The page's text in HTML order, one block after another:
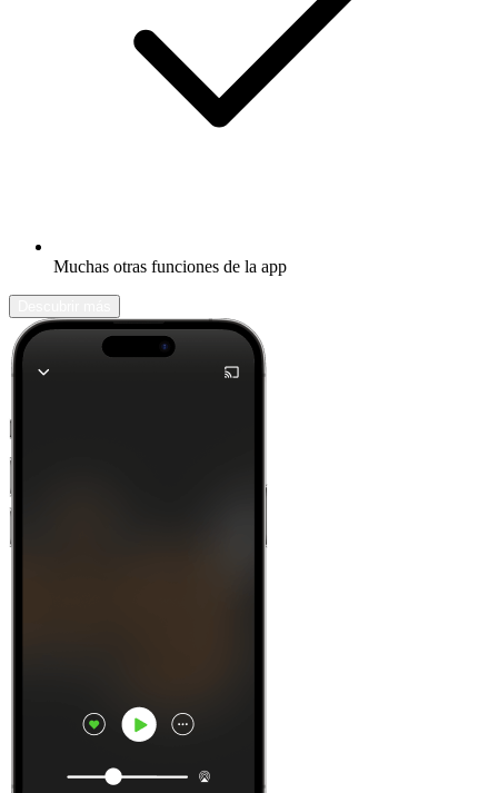
Muchas otras funciones de la app